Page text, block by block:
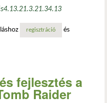
4.13.21.3.21.34.13
a klasszikus tomb raider játékokat
regisztráció és
fejlesztés a
Raider